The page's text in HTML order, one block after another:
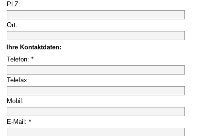
PLZ:
Ort:
Ihre Kontaktdaten:
Telefon: *
Telefax:
Mobil:
E-Mail: *